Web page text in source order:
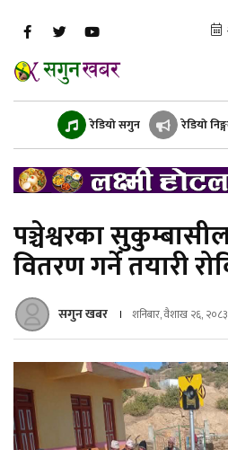
रेडियो सगुन रेडियो
पञ्चेश्वरका
वितरण गर्ने तयारी
सगुन खबर शनिबार, वैशाख २६, २०८३